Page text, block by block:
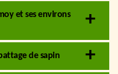
et ses environs
de sapin